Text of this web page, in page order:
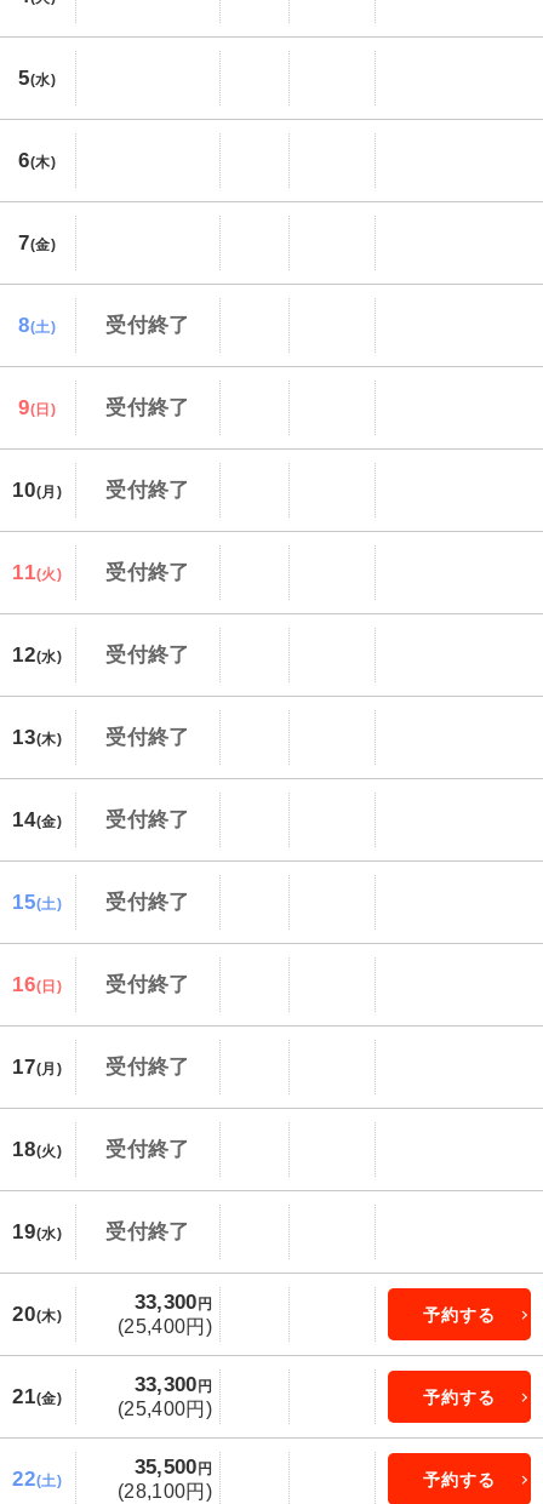
5(水)
6(木)
7(金)
8(土) 受付終了
9(日) 受付終了
10(月) 受付終了
11(火) 受付終了
12(水) 受付終了
13(木) 受付終了
14(金) 受付終了
15(土) 受付終了
16(日) 受付終了
17(月) 受付終了
18(火) 受付終了
19(水) 受付終了
20(木)
33,300 円
(25,400円)
予約する
21(金)
33,300 円
(25,400円)
予約する
22(土)
35,500 円
(28,100円)
予約する